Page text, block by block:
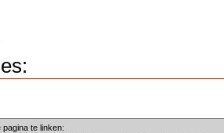
te linken: